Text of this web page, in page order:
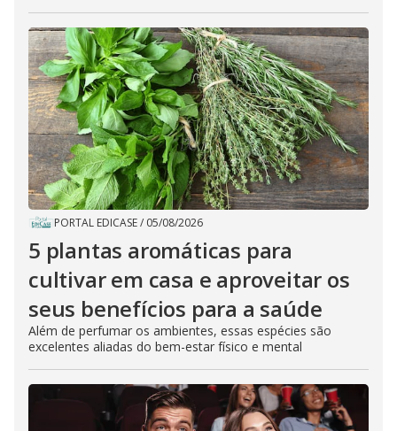
PORTAL EDICASE/ 05/08/2026
5 plantas aromáticas para
cultivar em casa e aproveitar os
seus benefícios para a saúde
Além de perfumar os ambientes, essas espécies são
excelentes aliadas do bem-estar físico e mental